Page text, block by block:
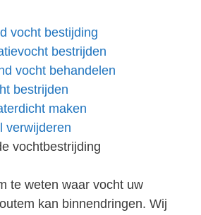
vocht bestijding
bestrijden
vocht behandelen
bestrijden
maken
verwijderen
vochtbestrijding
te weten waar vocht uw
kan binnendringen. Wij